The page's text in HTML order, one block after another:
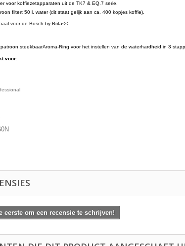
voor koffiezetapparaten uit de TK7 & EQ.7 serie.
filtert 50 l. water (dit staat gelijk aan ca. 400 kopjes koffie).
voor de Bosch by Brita<<
steekbaarAroma-Ring voor het instellen van de waterhardheid in 3
voor:
eerste om een recensie te schrijven!